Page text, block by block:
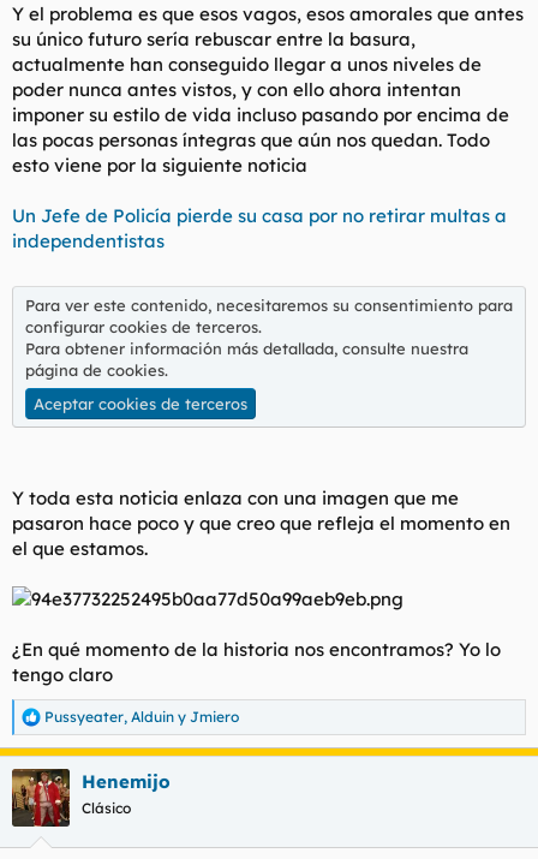
Y el problema es que esos vagos, esos amorales que antes
su único futuro sería rebuscar entre la basura,
actualmente han conseguido llegar a unos niveles de
poder nunca antes vistos, y con ello ahora intentan
imponer su estilo de vida incluso pasando por encima de
las pocas personas íntegras que aún nos quedan. Todo
esto viene por la siguiente noticia
Un Jefe de Policía pierde su casa por no retirar multas a
independentistas
Para ver este contenido, necesitaremos su consentimiento para
configurar cookies de terceros.
Para obtener información más detallada, consulte nuestra
página de cookies.
Aceptar cookies de terceros
Y toda esta noticia enlaza con una imagen que me
pasaron hace poco y que creo que refleja el momento en
el que estamos.
¿En qué momento de la historia nos encontramos? Yo lo
tengo claro
R
e
a
c
c
Pussyeater, Alduin y Jmiero
Henemijo
Clásico